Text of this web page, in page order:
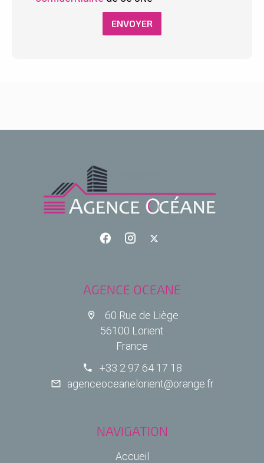
ENVOYER
AGENCE OCEANE
60 Rue de Liège
56100 Lorient
France
+33 2 97 64 17 18
agenceoceanelorient@orange.fr
NAVIGATION
Accueil